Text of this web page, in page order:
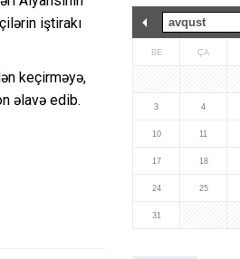
iştirakı
keçirməyə,
əlavə edib.
BE ÇA
3 4
10 11
17 18
24 25
31